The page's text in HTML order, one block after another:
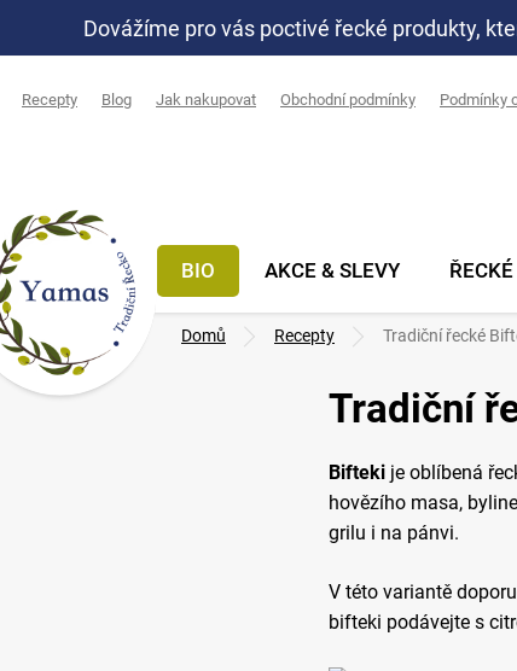
obsah
Dovážíme pro vás poctivé řecké produkty,
Recepty Blog Jak nakupovat Obchodní podmínky Podmínky
BIO AKCE & SLEVY
Domů Recepty Tradiční řecké
Tradiční
Bifteki je oblíbená
hovězího masa,
grilu i na pánvi.
V této variantě
bifteki podávejte s